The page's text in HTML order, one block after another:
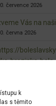
k
s těmito
července 2026
Vás na
června 2026
brezinka-
biodiverzita.html